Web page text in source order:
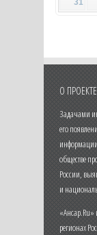
31
О ПРОЕКТЕ
Задачами
его
обществе
России,
и
«Ансар.Ru»
регионах